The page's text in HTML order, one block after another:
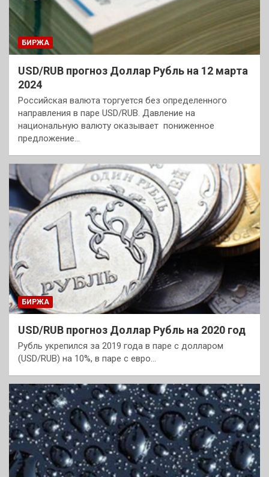
БИРЖА
USD/RUB прогноз Доллар Рубль на 12 марта
2024
Российская валюта торгуется без определенного
направления в паре USD/RUB. Давление на
национальную валюту оказывает пониженное
предложение…
БИРЖА
USD/RUB прогноз Доллар Рубль на 2020 год
Рубль укрепился за 2019 года в паре с долларом
(USD/RUB) на 10%, в паре с евро…